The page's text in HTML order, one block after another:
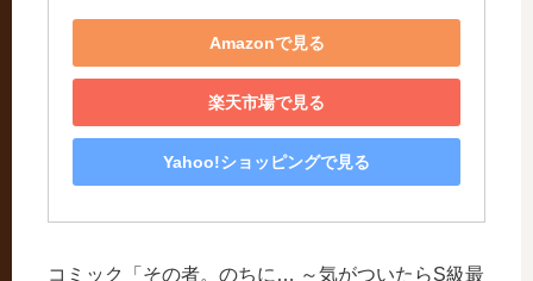
Amazonで見る
楽天市場で見る
Yahoo!ショッピングで見る
コミック「その者。のちに… ～気がついたらS級最